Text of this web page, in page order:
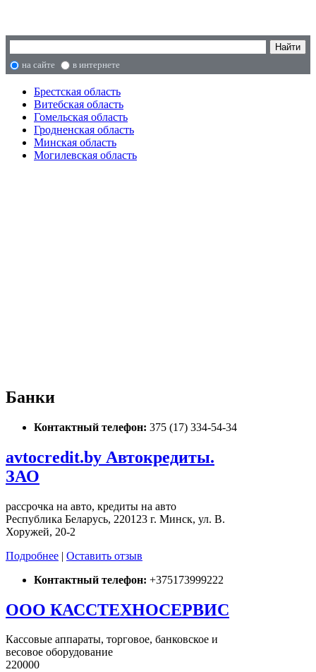
на сайте в интернете
Брестская область
Витебская область
Гомельская область
Гродненская область
Минская область
Могилевская область
Банки
Контактный телефон: 375 (17) 334-54-34
avtocredit.by Автокредиты.
ЗАО
рассрочка на авто, кредиты на авто
Республика Беларусь, 220123 г. Минск, ул. В.
Хоружей, 20-2
Подробнее | Оставить отзыв
Контактный телефон: +375173999222
ООО КАССТЕХНОСЕРВИС
Кассовые аппараты, торговое, банковское и
весовое оборудование
220000